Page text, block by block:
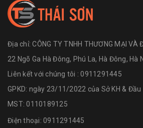
Địa chỉ:CÔNG TY TNHH THƯƠNG MẠI VÀ
22 Ngõ Ga Hà Đông, Phú La, Hà Đông, Hà
Liên kết với chúng tôi : 0911291445
GPKD: ngày 23/11/2022 của Sở KH & Đầu
MST: 0110189125
Điện thoại: 0911291445